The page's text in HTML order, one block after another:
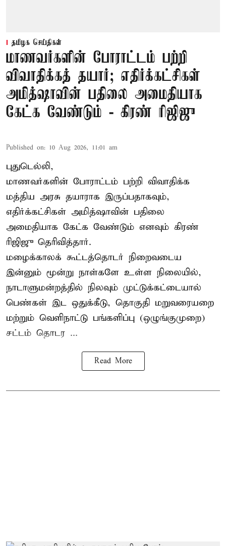
தமிழக செய்திகள்
மாணவர்களின் போராட்டம் பற்றி
விவாதிக்கத் தயார்; எதிர்க்கட்சிகள்
அமித்ஷாவின் பதிலை அமைதியாக
கேட்க வேண்டும் - கிரண் ரிஜிஜு
Published on: 10 Aug 2026, 11:01 am
புதுடெல்லி,
மாணவர்களின் போராட்டம் பற்றி விவாதிக்க
மத்திய அரசு தயாராக இருப்பதாகவும்,
எதிர்க்கட்சிகள் அமித்ஷாவின் பதிலை
அமைதியாக கேட்க வேண்டும் எனவும் கிரண்
ரிஜிஜு தெரிவித்தார்.
மழைக்காலக் கூட்டத்தொடர் நிறைவடைய
இன்னும் மூன்று நாள்களே உள்ள நிலையில்,
நாடாளுமன்றத்தில் நிலவும் முட்டுக்கட்டையால்
பெண்கள் இட ஒதுக்கீடு, தொகுதி மறுவரையறை
மற்றும் வெளிநாட்டு பங்களிப்பு (ஒழுங்குமுறை)
சட்டம் தொடர ...
Read More